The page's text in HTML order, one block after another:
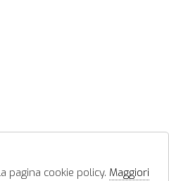
pagina cookie policy. Maggiori